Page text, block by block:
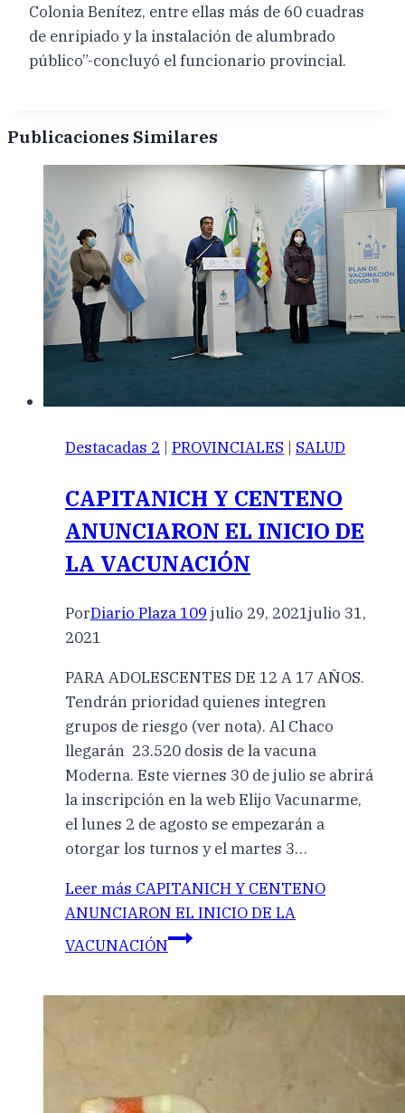
Colonia Benítez, entre ellas más de 60 cuadras
de enripiado y la instalación de alumbrado
público”-concluyó el funcionario provincial.
Publicaciones Similares
Destacadas 2 | PROVINCIALES | SALUD
CAPITANICH Y CENTENO
ANUNCIARON EL INICIO DE
LA VACUNACIÓN
PorDiario Plaza 109 julio 29, 2021julio 31,
2021
PARA ADOLESCENTES DE 12 A 17 AÑOS.
Tendrán prioridad quienes integren
grupos de riesgo (ver nota). Al Chaco
llegarán 23.520 dosis de la vacuna
Moderna. Este viernes 30 de julio se abrirá
la inscripción en la web Elijo Vacunarme,
el lunes 2 de agosto se empezarán a
otorgar los turnos y el martes 3…
Leer más CAPITANICH Y CENTENO
ANUNCIARON EL INICIO DE LA
VACUNACIÓN